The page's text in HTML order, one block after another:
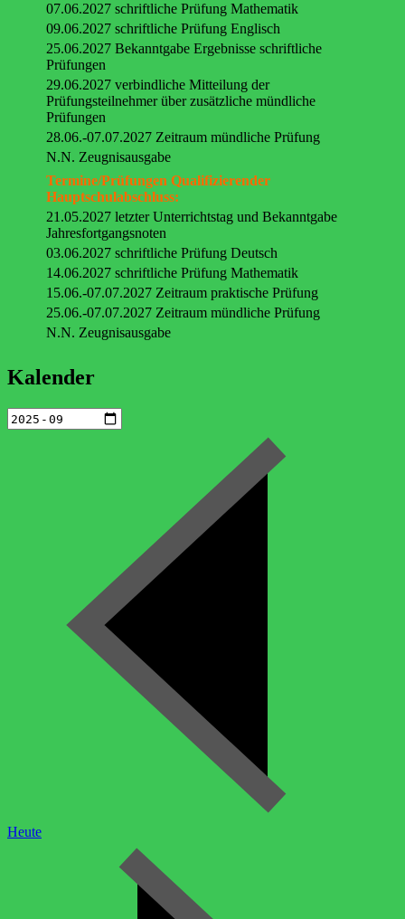
07.06.2027 schriftliche Prüfung Mathematik
09.06.2027 schriftliche Prüfung Englisch
25.06.2027 Bekanntgabe Ergebnisse schriftliche
Prüfungen
29.06.2027 verbindliche Mitteilung der
Prüfungsteilnehmer über zusätzliche mündliche
Prüfungen
28.06.-07.07.2027 Zeitraum mündliche Prüfung
N.N. Zeugnisausgabe
Termine/Prüfungen Qualifizierender
Hauptschulabschluss:
21.05.2027 letzter Unterrichtstag und Bekanntgabe
Jahresfortgangsnoten
03.06.2027 schriftliche Prüfung Deutsch
14.06.2027 schriftliche Prüfung Mathematik
15.06.-07.07.2027 Zeitraum praktische Prüfung
25.06.-07.07.2027 Zeitraum mündliche Prüfung
N.N. Zeugnisausgabe
Kalender
Heute